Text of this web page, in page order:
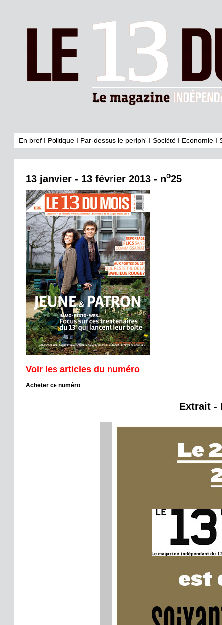
En bref I Politique I Par-dessus le periph' I Société I Economie I
13 janvier - 13 février 2013 - no25
Voir les articles du numéro
Acheter ce numéro
Extrait -